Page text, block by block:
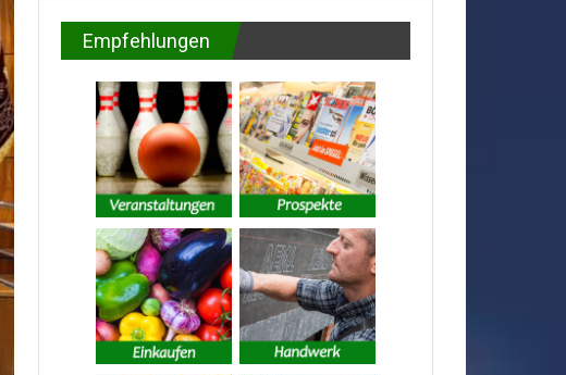
Empfehlungen